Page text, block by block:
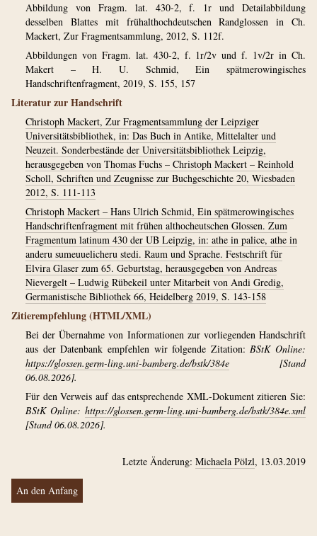
Abbildung von Fragm. lat. 430-2, f. 1r und Detailabbildung
desselben Blattes mit frühalthochdeutschen Randglossen in Ch.
Mackert, Zur Fragmentsammlung, 2012, S. 112f.
Abbildungen von Fragm. lat. 430-2, f. 1r/2v und f. 1v/2r in Ch.
Makert – H. U. Schmid, Ein spätmerowingisches
Handschriftenfragment, 2019, S. 155, 157
Literatur zur Handschrift
Christoph Mackert, Zur Fragmentsammlung der Leipziger
Universitätsbibliothek, in: Das Buch in Antike, Mittelalter und
Neuzeit. Sonderbestände der Universitätsbibliothek Leipzig,
herausgegeben von Thomas Fuchs – Christoph Mackert – Reinhold
Scholl, Schriften und Zeugnisse zur Buchgeschichte 20, Wiesbaden
2012, S. 111-113
Christoph Mackert – Hans Ulrich Schmid, Ein spätmerowingisches
Handschriftenfragment mit frühen althocheutschen Glossen. Zum
Fragmentum latinum 430 der UB Leipzig, in: athe in palice, athe in
anderu sumeuuelicheru stedi. Raum und Sprache. Festschrift für
Elvira Glaser zum 65. Geburtstag, herausgegeben von Andreas
Nievergelt – Ludwig Rübekeil unter Mitarbeit von Andi Gredig,
Germanistische Bibliothek 66, Heidelberg 2019, S. 143-158
Zitierempfehlung (HTML/XML)
Bei der Übernahme von Informationen zur vorliegenden Handschrift
aus der Datenbank empfehlen wir folgende Zitation:BStK Online:
https://glossen.germ-ling.uni-bamberg.de/bstk/384e [Stand
06.08.2026].
Für den Verweis auf das entsprechende XML-Dokument zitieren Sie:
BStK Online: https://glossen.germ-ling.uni-bamberg.de/bstk/384e.xml
[Stand 06.08.2026].
Letzte Änderung: Michaela Pölzl, 13.03.2019
An den Anfang